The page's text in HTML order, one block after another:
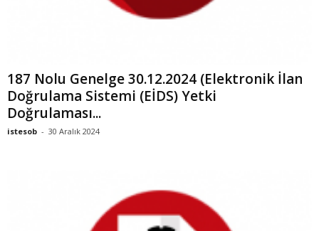
187 Nolu Genelge 30.12.2024 (Elektronik İlan
Doğrulama Sistemi (EİDS) Yetki
Doğrulaması...
istesob - 30 Aralık 2024